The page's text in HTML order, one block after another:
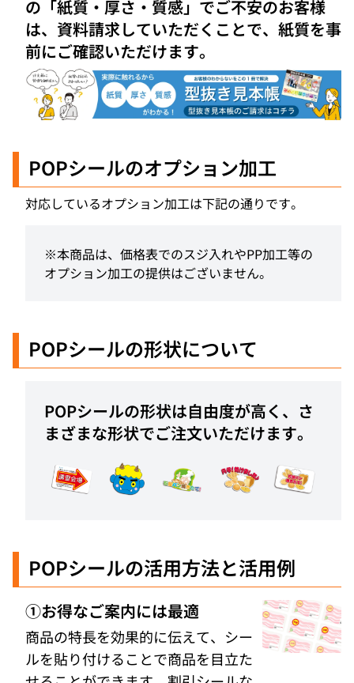
の「紙質・厚さ・質感」でご不安のお客様
は、資料請求していただくことで、紙質を事
前にご確認いただけます。
POPシールのオプション加工
対応しているオプション加工は下記の通りです。
※本商品は、価格表でのスジ入れやPP加工等の
オプション加工の提供はございません。
POPシールの形状について
POPシールの形状は自由度が高く、さ
まざまな形状でご注文いただけます。
POPシールの活用方法と活用例
①お得なご案内には最適
商品の特長を効果的に伝えて、シー
ルを貼り付けることで商品を目立た